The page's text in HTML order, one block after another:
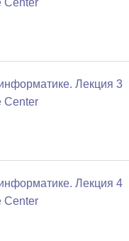
Center
Лекция 3
Center
Лекция 4
Center